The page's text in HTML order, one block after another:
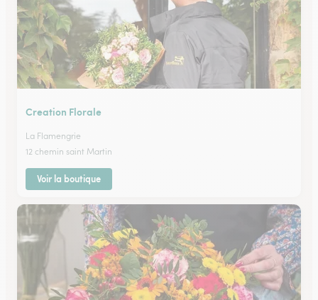
Creation Florale
La Flamengrie
12 chemin saint Martin
Voir la boutique